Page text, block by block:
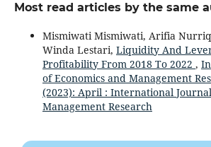
Most read articles by the same
Mismiwati Mismiwati, Arifia
Winda Lestari, Liquidity And
Profitability From 2018 To 2022 ,
of Economics and Management
(2023): April : International
Management Research